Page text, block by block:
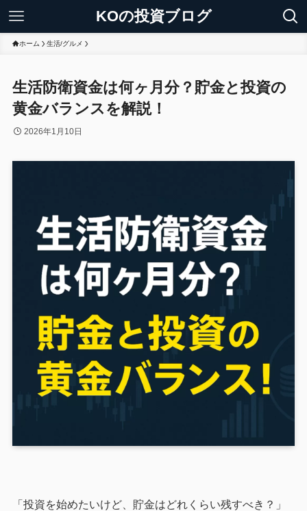
KOの投資ブログ
ホーム 生活/グルメ
生活防衛資金は何ヶ月分？貯金と投資の
黄金バランスを解説！
2026年1月10日
「投資を始めたいけど、貯金はどれくらい残すべき？」